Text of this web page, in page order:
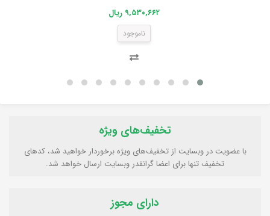
۹,۵۳۰,۶۶۲ ریال
ناموجود
تخفیف‌های ویژه
با عضویت در وبسایت از تخفیف‌های ویژه برخوردار خواهید شد، کدهای
تخفیف تنها برای اعضا گرانقدر وبسایت ارسال خواهد شد.
دارای مجوز